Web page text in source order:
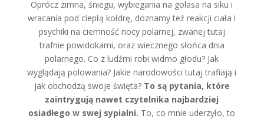
Oprócz zimna, śniegu, wybiegania na golasa na siku i
wracania pod ciepłą kołdrę, doznamy też reakcji ciała i
psychiki na ciemność nocy polarnej, zwanej tutaj
trafnie powidokami, oraz wiecznego słońca dnia
polarnego. Co z ludźmi robi widmo głodu? Jak
wyglądają polowania? Jakie narodowości tutaj trafiają i
jak obchodzą swoje święta? To są pytania, które
zaintrygują nawet czytelnika najbardziej
osiadłego w swej sypialni. To, co mnie uderzyło, to